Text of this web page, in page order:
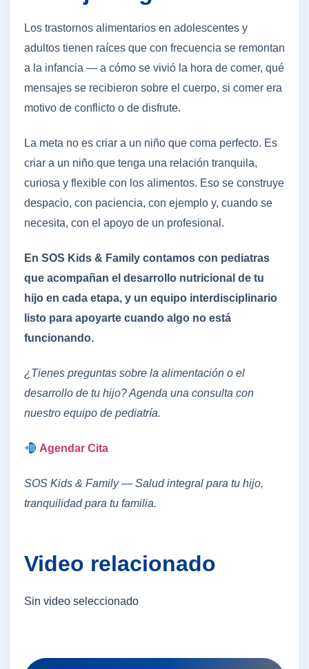
Los trastornos alimentarios en adolescentes y
adultos tienen raíces que con frecuencia se remontan
a la infancia — a cómo se vivió la hora de comer, qué
mensajes se recibieron sobre el cuerpo, si comer era
motivo de conflicto o de disfrute.
La meta no es criar a un niño que coma perfecto. Es
criar a un niño que tenga una relación tranquila,
curiosa y flexible con los alimentos. Eso se construye
despacio, con paciencia, con ejemplo y, cuando se
necesita, con el apoyo de un profesional.
En SOS Kids & Family contamos con pediatras
que acompañan el desarrollo nutricional de tu
hijo en cada etapa, y un equipo interdisciplinario
listo para apoyarte cuando algo no está
funcionando.
¿Tienes preguntas sobre la alimentación o el
desarrollo de tu hijo? Agenda una consulta con
nuestro equipo de pediatría.
Agendar Cita
SOS Kids & Family — Salud integral para tu hijo,
tranquilidad para tu familia.
Video relacionado
Sin video seleccionado